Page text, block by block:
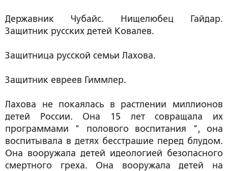
Державник Чубайс. Нищелюбец Гайдар.
Защитник русских детей Ковалев.
Защитница русской семьи Лахова.
Защитник евреев Гиммлер.
Лахова не покаялась в растлении миллионов
детей России. Она 15 лет совращала их
программами " полового воспитания ", она
воспитывала в детях бесстрашие перед блудом.
Она вооружала детей идеологией безопасного
смертного греха. Она вооружала детей на